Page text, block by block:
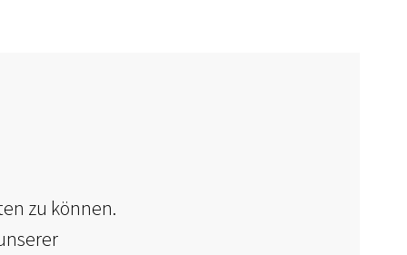
zu können.